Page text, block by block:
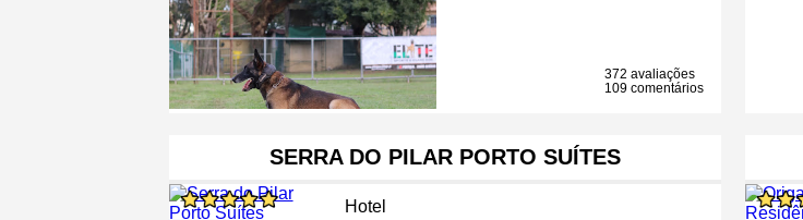
372 avaliações
109 comentários
SERRA DO PILAR PORTO SUÍTES
Hotel